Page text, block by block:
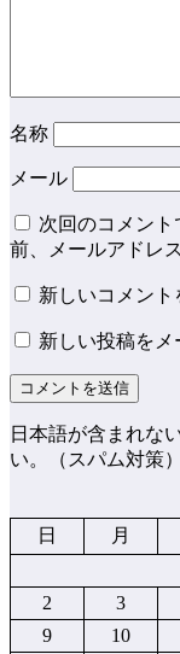
名称
メール
次回のコメン
前、メールアドレ
新しいコメン
新しい投稿をメ
日本語が含まれな
い。（スパム対策）
日
月
2
3
9
10